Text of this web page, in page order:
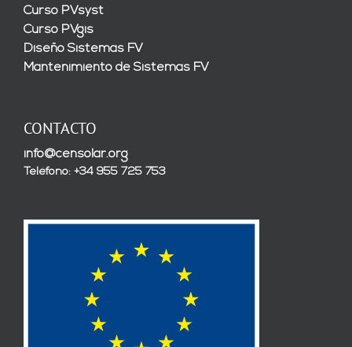
Curso PVsyst
Curso PVgis
Diseño Sistemas FV
Mantenimiento de Sistemas FV
CONTACTO
info@censolar.org
Teléfono: +34 955 725 753